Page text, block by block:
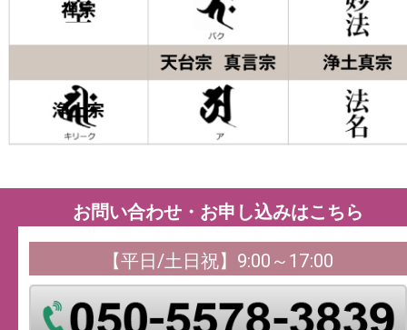
お問い合わせ・お申し込みはこちら
【平日/土日祝】9:00～17:00